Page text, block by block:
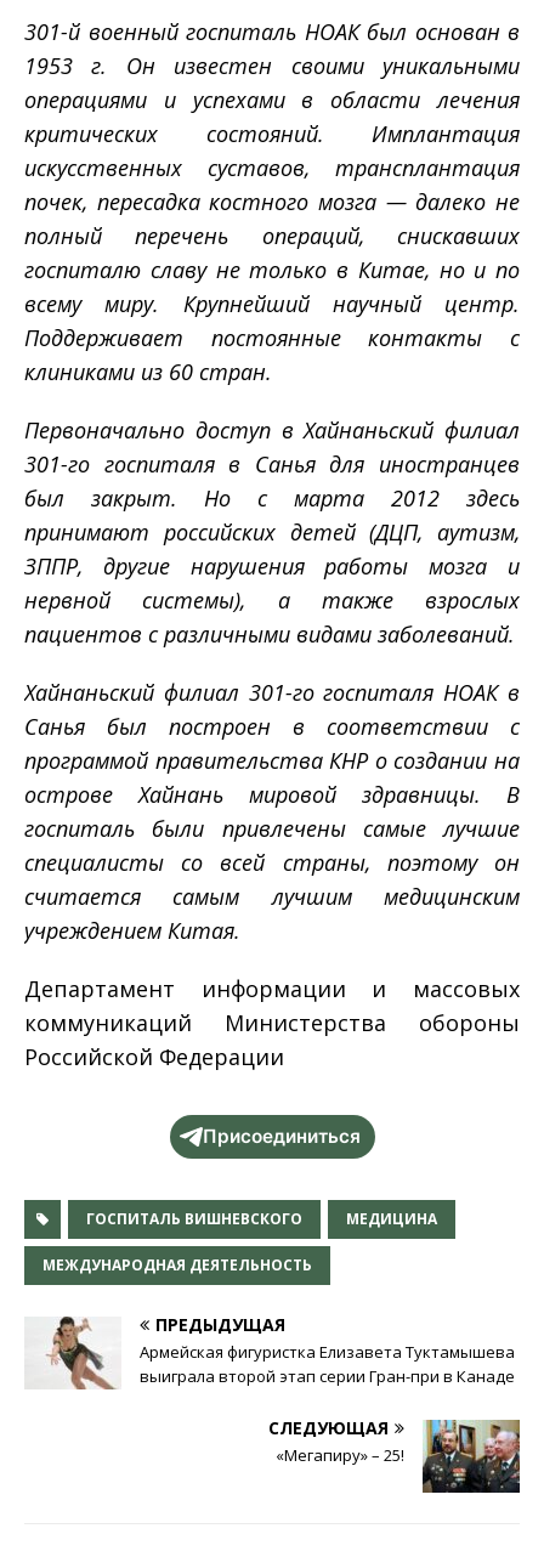
301-й военный госпиталь НОАК был основан в
1953 г. Он известен своими уникальными
операциями и успехами в области лечения
критических состояний. Имплантация
искусственных суставов, трансплантация
почек, пересадка костного мозга — далеко не
полный перечень операций, снискавших
госпиталю славу не только в Китае, но и по
всему миру. Крупнейший научный центр.
Поддерживает постоянные контакты с
клиниками из 60 стран.
Первоначально доступ в Хайнаньский филиал
301-го госпиталя в Санья для иностранцев
был закрыт. Но с марта 2012 здесь
принимают российских детей (ДЦП, аутизм,
ЗППР, другие нарушения работы мозга и
нервной системы), а также взрослых
пациентов с различными видами заболеваний.
Хайнаньский филиал 301-го госпиталя НОАК в
Санья был построен в соответствии с
программой правительства КНР о создании на
острове Хайнань мировой здравницы. В
госпиталь были привлечены самые лучшие
специалисты со всей страны, поэтому он
считается самым лучшим медицинским
учреждением Китая.
Департамент информации и массовых
коммуникаций Министерства обороны
Российской Федерации
Присоединиться
ГОСПИТАЛЬ ВИШНЕВСКОГО МЕДИЦИНА
МЕЖДУНАРОДНАЯ ДЕЯТЕЛЬНОСТЬ
ПРЕДЫДУЩАЯ
Армейская фигуристка Елизавета Туктамышева
выиграла второй этап серии Гран-при в Канаде
СЛЕДУЮЩАЯ
«Мегапиру» – 25!